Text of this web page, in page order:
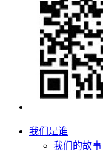
我们是谁
我们的故事